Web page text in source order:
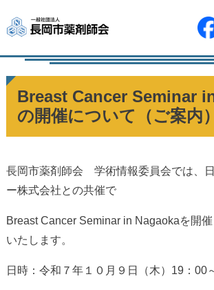
Breast Cancer Seminar
の開催について（ご案内）
長岡市薬剤師会 学術情報委員会では、
ー株式会社との共催で
Breast Cancer Seminar in Nagaokaを開
いたします。
日時：令和７年１０月９日（木）19：00